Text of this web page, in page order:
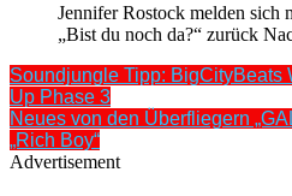
Jennifer Rostock melden sich
„Bist du noch da?“ zurück
Soundjungle Tipp: BigCityBeats
Up Phase 3
Neues von den Überfliegern
„Rich Boy“
Advertisement